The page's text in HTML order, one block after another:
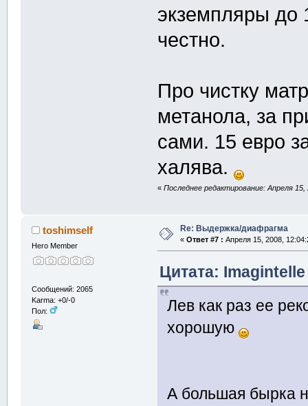
экземпляры до
честно.
Про чистку
метанола, за
сами. 15 евро
халява.
«Последнее редактирование: Апреля
toshimself
Hero Member
Сообщений: 2065
Karma: +0/-0
Пол:
Re: Выдержка/диафрагма
« Ответ #7 : Апреля 15, 2008,
Цитата:
Лев как раз ее
хорошую
А большая бырка